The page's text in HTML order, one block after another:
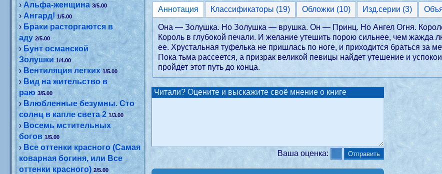
›Альфа-женщина 3/5.00
›Ангард! 1/5.00
›Браки расторгаются в
аду 2/5.00
›Бунт османской
Золушки 1/4.00
›Вентиляция легких 1/5.00
›Вид на жительство в
раю 3/5.00
›Влюбленные безумны. Сто
солнц в капле света 2 1/3.00
› Восемь мстительных
богов 1/5.00
›Все оттенки красного (Самая
коварная богиня, или Все
оттенки красного) 2/5.00
Аннотация Классификаторы (19) Обложки (10) Изд.серии (3)
Она — Золушка. Но Золушка — врушка. Он — Принц. Но Ангел Огня.
Король в глубокой печали. И желание утешить порою сильнее, чем жажда
ее. Хрустальная туфелька не пришлась по ноге, и приходится браться за
Пока тьма рассеется, а призрак великой певицы найдет утешение и
пройдет этот путь до конца.
Читали? Оцените и выскажите своё мнение о книге
Ваша оценка: